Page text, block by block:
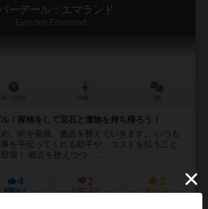
ーデール：エマランド
Everdell Emerland
！探検をして宝石と遺物を持ち帰ろう！
、街を発展、拠点を整えていきます。 いつも
を手伝ってくれる助手や、コストを払うこと
場！ 拠点を整えつつ、...
4
経験あり
2
お気に入り
3
持ってる